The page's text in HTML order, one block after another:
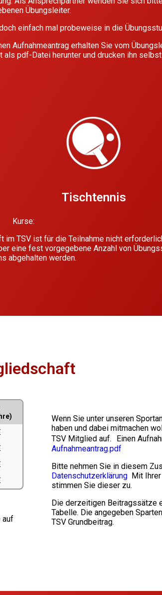
Übungsleiter.
einfach mal probeweise in die
Aufnahmeantrag erhalten Sie vom
pdf-Datei herunter und drucken ihn
Tischtennis
Kurse:
TSV ist für die Teilnahme nicht
eine fest vorgegebene Anzahl von
abgehalten werden.
auf
Wenn Sie unter unseren
haben und dabei mitmachen
TSV Mitglied auf. Einen
Aufnahmeantrag.pdf
Bitte nehmen Sie in diesem
Datenschutzerklärung Mit
stimmen Sie dieser zu.
Die derzeitigen Beitragssätze
Tabelle. Die angegeben
TSV Grundbeitrag.